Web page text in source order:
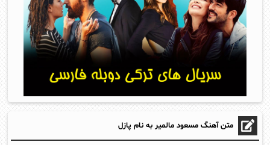
متن آهنگ مسعود مالمیر به نام پازل